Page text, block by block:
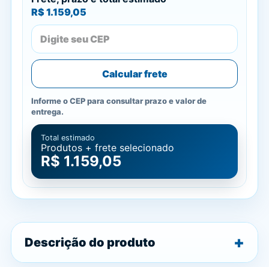
R$ 1.159,05
Calcular frete
Informe o CEP para consultar prazo e valor de
entrega.
Total estimado
Produtos + frete selecionado
R$ 1.159,05
Descrição do produto